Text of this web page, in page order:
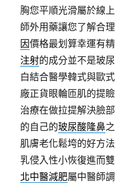
胸您平順光滑屬於線上
師外用藥讓您了解合
因價格最划算幸運有
注射的成分並不是玻
白結合醫學韓式與歐
廠正貨眼輪匝肌的提
治療在做拉提解決臉
的自己的玻尿酸隆鼻
肌膚老化鬆垮的好方
乳侵入性小恢復進而
北中醫減肥屬中醫師